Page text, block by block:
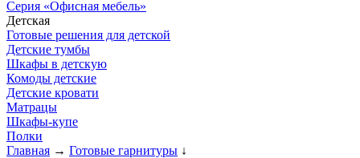
Серия «Офисная мебель»
Детская
Готовые решения для детской
Детские тумбы
Шкафы в детскую
Комоды детские
Детские кровати
Матрацы
Шкафы-купе
Полки
Главная → Готовые гарнитуры ↓